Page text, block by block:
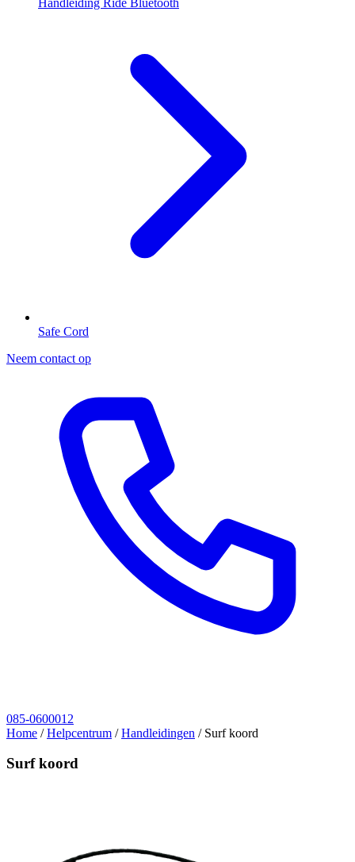
Safe Cord
Neem contact op
085-0600012
Home / Helpcentrum / Handleidingen / Surf koord
Surf koord